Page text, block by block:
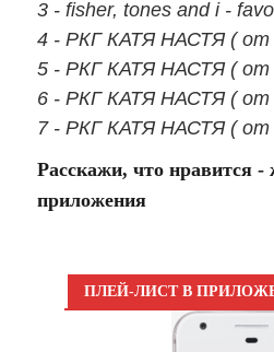
3 - fisher, tones and i -
4 - РКГ КАТЯ НАСТЯ ( от
5 - РКГ КАТЯ НАСТЯ ( от
6 - РКГ КАТЯ НАСТЯ ( от
7 - РКГ КАТЯ НАСТЯ ( от
Расскажи, что нравится
приложения
ПЛЕЙ-ЛИСТ В